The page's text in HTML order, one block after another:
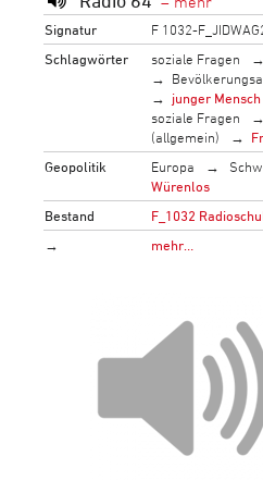
Signatur
F 1032-
Schlagwörter
soziale Fragen
junger Mensch
soziale Fragen
(allgemein)
Geopolitik
Europa
Würenlos
Bestand
F_1032
→
mehr…